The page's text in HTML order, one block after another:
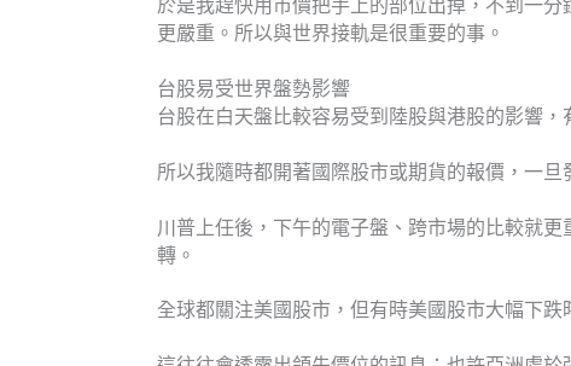
於是我趕快用市價把手上的部位出掉，不到一
更嚴重。所以與世界接軌是很重要的事。
台股易受世界盤勢影響
台股在白天盤比較容易受到陸股與港股的影響，
所以我隨時都開著國際股市或期貨的報價，一
川普上任後，下午的電子盤、跨市場的比較就
轉。
全球都關注美國股市，但有時美國股市大幅下跌